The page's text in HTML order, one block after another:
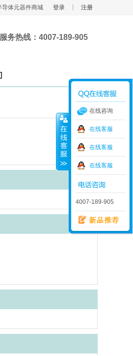
导体元器件商城 登录 注册
服务热线：4007-189-905
在线咨询
在线客服
在线客服
在线客服
4007-189-905